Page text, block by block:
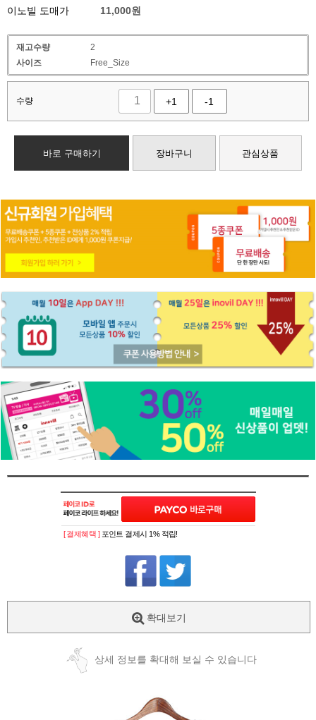
이노빌 도매가
11,000원
재고수량
2
사이즈
Free_Size
수량 +1 -1
바로 구매하기 장바구니 관심상품
[ 결제혜택 ] 포인트 결제시 1% 적립!
확대보기
상세 정보를 확대해 보실 수 있습니다